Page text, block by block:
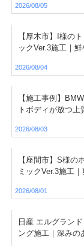
2026/08/05
【厚木市】I様の
ックVer.3施工｜
2026/08/04
【施工事例】
トボディが放つ上
2026/08/03
【座間市】S様の
ミックVer.3施工
2026/08/01
日産 エルグラン
ング施工｜深みの